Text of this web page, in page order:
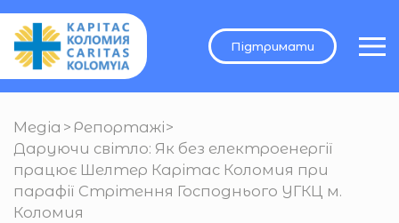
Підтримати
Медіа > Репортажі>
Даруючи світло: Як без електроенергії
працює Шелтер Карітас Коломия при
парафії Стрітення Господнього УГКЦ м.
Коломия